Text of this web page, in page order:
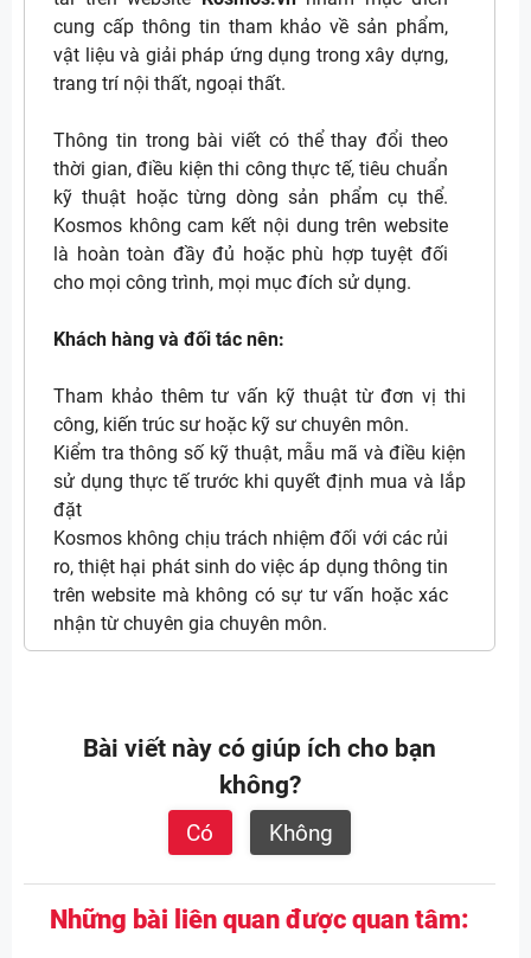
cung cấp thông tin tham khảo về sản phẩm,
vật liệu và giải pháp ứng dụng trong xây dựng,
trang trí nội thất, ngoại thất.
Thông tin trong bài viết có thể thay đổi theo
thời gian, điều kiện thi công thực tế, tiêu chuẩn
kỹ thuật hoặc từng dòng sản phẩm cụ thể.
Kosmos không cam kết nội dung trên website
là hoàn toàn đầy đủ hoặc phù hợp tuyệt đối
cho mọi công trình, mọi mục đích sử dụng.
Khách hàng và đối tác nên:
Tham khảo thêm tư vấn kỹ thuật từ đơn vị thi
công, kiến trúc sư hoặc kỹ sư chuyên môn.
Kiểm tra thông số kỹ thuật, mẫu mã và điều kiện
sử dụng thực tế trước khi quyết định mua và lắp
đặt
Kosmos không chịu trách nhiệm đối với các rủi
ro, thiệt hại phát sinh do việc áp dụng thông tin
trên website mà không có sự tư vấn hoặc xác
nhận từ chuyên gia chuyên môn.
Bài viết này có giúp ích cho bạn
không?
Có Không
Những bài liên quan được quan tâm: